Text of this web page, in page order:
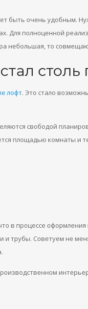
быть очень удобным.
Для полноценной
небольшая, то
лофт. Это стало
свободой
площадью комнаты и
в процессе оформления
и трубы. Советуем не